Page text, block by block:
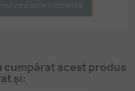
care scrie o recenzie
cumpărat acest produs
și: